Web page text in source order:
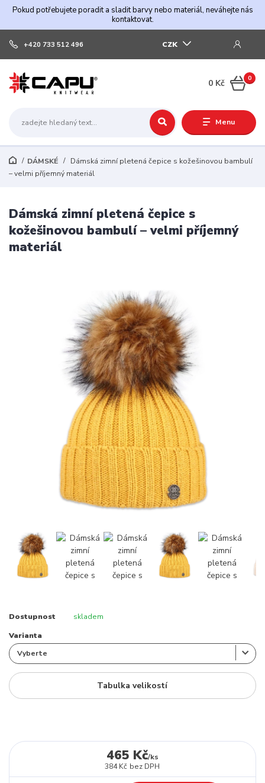
Pokud potřebujete poradit a sladit barvy nebo materiál, neváhejte nás
kontaktovat.
Menu
CZK
+420 733 512 496
0
0 Kč
DÁMSKÉ
Dámská zimní pletená čepice s kožešinovou bambulí
– velmi příjemný materiál
Dámská zimní pletená čepice s
kožešinovou bambulí – velmi příjemný
materiál
Dostupnost skladem
Varianta
Tabulka velikostí
465 Kč/ks
384 Kč bez DPH